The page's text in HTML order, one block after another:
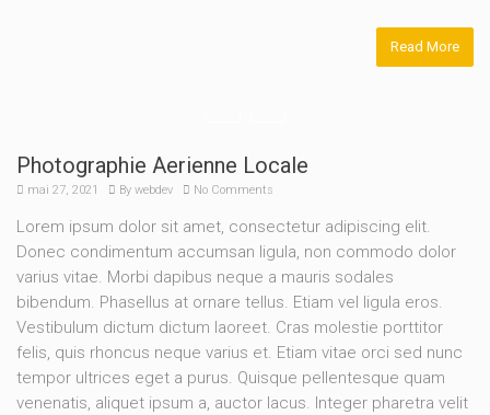
Read More
Photographie Aerienne Locale
mai 27, 2021 By webdev No Comments
Lorem ipsum dolor sit amet, consectetur adipiscing elit.
Donec condimentum accumsan ligula, non commodo dolor
varius vitae. Morbi dapibus neque a mauris sodales
bibendum. Phasellus at ornare tellus. Etiam vel ligula eros.
Vestibulum dictum dictum laoreet. Cras molestie porttitor
felis, quis rhoncus neque varius et. Etiam vitae orci sed nunc
tempor ultrices eget a purus. Quisque pellentesque quam
venenatis, aliquet ipsum a, auctor lacus. Integer pharetra velit